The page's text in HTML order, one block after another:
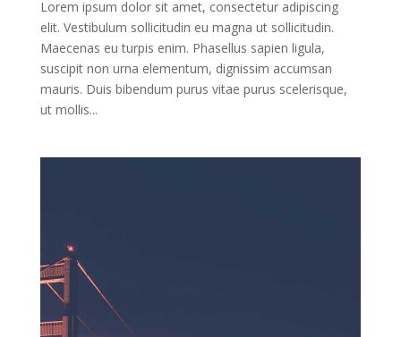
Lorem ipsum dolor sit amet, consectetur adipiscing
elit. Vestibulum sollicitudin eu magna ut sollicitudin.
Maecenas eu turpis enim. Phasellus sapien ligula,
suscipit non urna elementum, dignissim accumsan
mauris. Duis bibendum purus vitae purus scelerisque,
ut mollis...